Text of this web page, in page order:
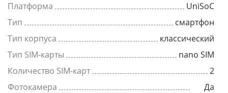
Платформа
UniSoC
Тип
смартфон
Тип корпуса
классический
Тип SIM-карты
nano SIM
Количество SIM-карт
2
Фотокамера
Да